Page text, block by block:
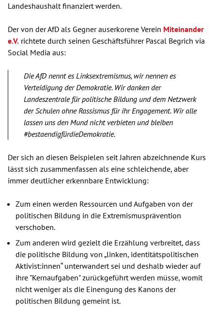
Landeshaushalt finanziert werden.
Der von der AfD als Gegner auserkorene Verein Miteinander
e.V. richtete durch seinen Geschäftsführer Pascal Begrich via
Social Media aus:
Die AfD nennt es Linksextremismus, wir nennen es
Verteidigung der Demokratie. Wir danken der
Landeszentrale für politische Bildung und dem Netzwerk
der Schulen ohne Rassismus für ihr Engagement. Wir alle
lassen uns den Mund nicht verbieten und bleiben
#bestaendigfürdieDemokratie.
Der sich an diesen Beispielen seit Jahren abzeichnende Kurs
lässt sich zusammenfassen als eine schleichende, aber
immer deutlicher erkennbare Entwicklung:
Zum einen werden Ressourcen und Aufgaben von der
politischen Bildung in die Extremismusprävention
verschoben.
Zum anderen wird gezielt die Erzählung verbreitet, dass
die politische Bildung von „linken, identitätspolitischen
Aktivist:innen“ unterwandert sei und deshalb wieder auf
ihre "Kernaufgaben" zurückgeführt werden müsse, womit
nicht weniger als die Einengung des Kanons der
politischen Bildung gemeint ist.